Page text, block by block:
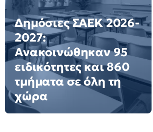
Δημόσιες ΣΑΕΚ 2026-
2027:
Ανακοινώθηκαν 95
ειδικότητες και 860
τμήματα σε όλη τη
χώρα